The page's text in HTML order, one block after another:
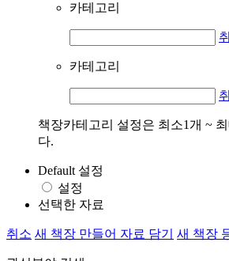
카테고리
카테고리
책장카테고리 설정은 최소1개 ~
다.
Default 설정
설정
선택한 자료
취소 새 책장 만들어 자료 담기 새 책장